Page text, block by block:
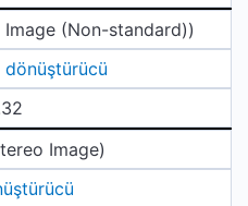
(Non-standard))
dönüştürücü
Image)